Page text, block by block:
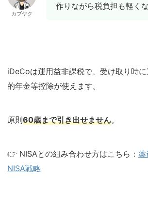
カブヤク
作りながら税負担も軽くな
iDeCoは運用益非課税で、受け取り時
的年金等控除が使えます。
原則60歳まで引き出せません。
👉 NISAとの組み合わせ方はこちら： 薬
NISA戦略